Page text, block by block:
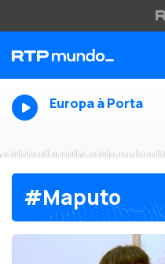
Europa à Porta
#Maputo